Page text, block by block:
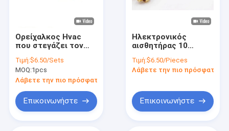
Ορείχαλκος Hvac
που στεγάζει τον
αισθητήρα πίεσης
νερού για το αέριο
0.5V 4.5V αέρα
Τιμή:$6.50/Sets
MOQ:1pcs
Λάβετε την πιο πρόσφατη τιμή
Επικοινωνήστε
Ηλεκτρονικός
αισθητήρας 10
αέρα ατμού ODM
cOem φραγμός
Τιμή:$6.50/Pieces
Λάβετε την πιο πρόσφατη
Επικοινωνήστε